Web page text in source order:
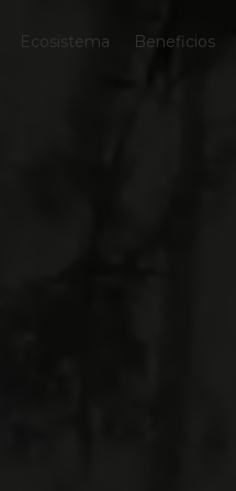
Ecosistema Beneficios